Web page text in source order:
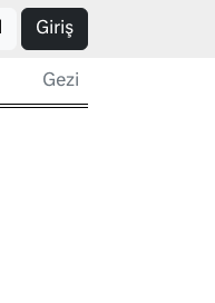
Giriş
Gezi